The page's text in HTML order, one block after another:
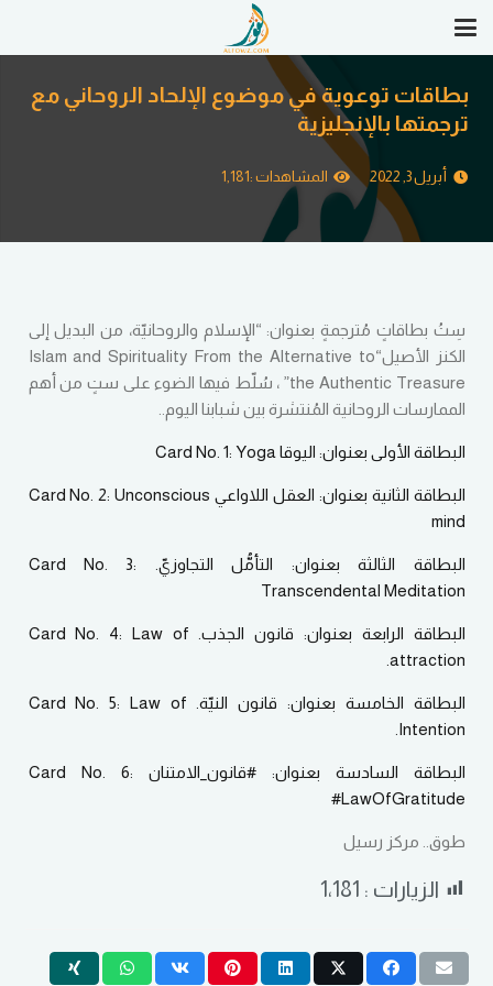
بطاقات توعوية في موضوع الإلحاد الروحاني مع
ترجمتها بالإنجليزية
أبريل 3, 2022 المشاهدات :1,181
سِتُ بطاقاتٍ مُترجمةٍ بعنوان: “الإسلام والروحانيّة، من البديل إلى
الكنز الأصيل“Islam and Spirituality From the Alternative to
the Authentic Treasure” ، سُلّط فيها الضوء على ستٍ من أهم
الممارسات الروحانية المُنتشرة بين شبابنا اليوم..
البطاقة الأولى بعنوان: اليوقا Card No. 1: Yoga
البطاقة الثانية بعنوان: العقل اللاواعي Card No. 2: Unconscious
mind
البطاقة الثالثة بعنوان: التأمُّل التجاوزيّ. Card No. 3:
Transcendental Meditation
البطاقة الرابعة بعنوان: قانون الجذب. Card No. 4: Law of
attraction.
البطاقة الخامسة بعنوان: قانون النيّة. Card No. 5: Law of
Intention.
البطاقة السادسة بعنوان: #قانون_الامتنان Card No. 6:
#LawOfGratitude
طوق.. مركز رسيل
الزيارات : 1٬181